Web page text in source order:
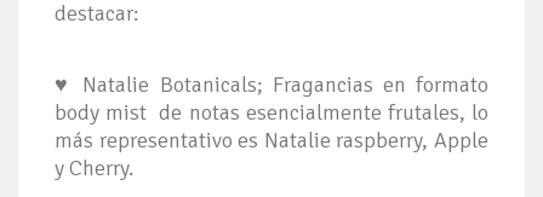
destacar:
♥ Natalie Botanicals; Fragancias en formato
body mist de notas esencialmente frutales, lo
más representativo es Natalie raspberry, Apple
y Cherry.